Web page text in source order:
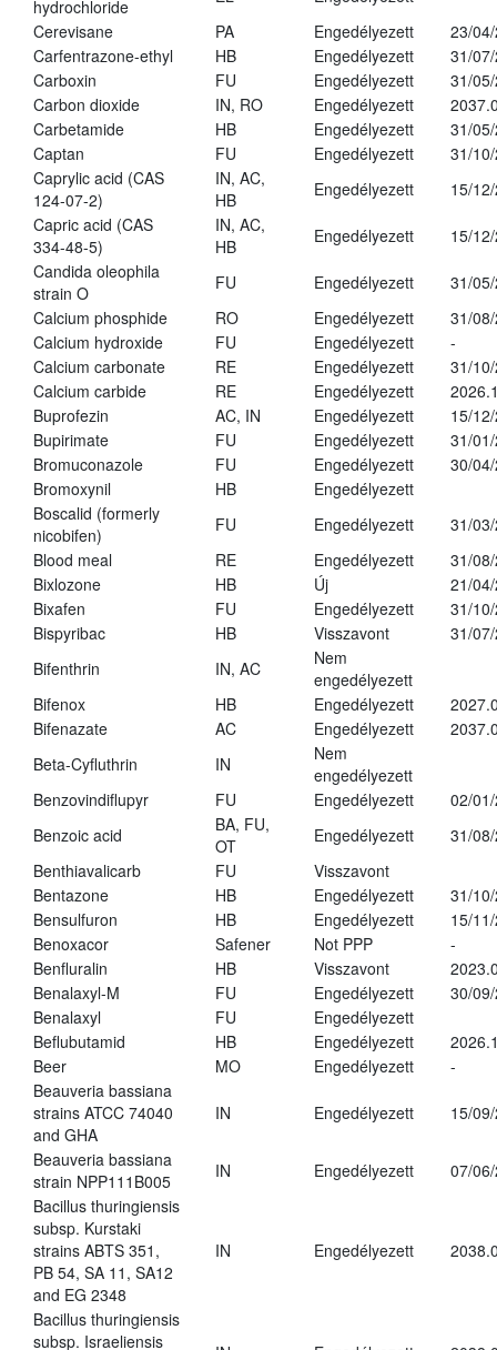
hydrochloride
Cerevisane
PA Engedélyezett
23/
Carfentrazone-ethyl
HB Engedélyezett
31/
Carboxin
FU Engedélyezett
31/
Carbon dioxide
IN, RO Engedélyezett
Carbetamide
HB Engedélyezett
31/
Captan
FU Engedélyezett
31/
Caprylic acid (CAS
124-07-2)
IN, AC,
HB
Engedélyezett
15/
Capric acid (CAS
334-48-5)
IN, AC,
HB
Engedélyezett
15/
Candida oleophila
strain O
FU Engedélyezett
31/
Calcium phosphide
RO Engedélyezett
31/
Calcium hydroxide
FU Engedélyezett
-
Calcium carbonate
RE Engedélyezett
31/
Calcium carbide
RE Engedélyezett
Buprofezin
AC, IN Engedélyezett
15/
Bupirimate
FU Engedélyezett
31/
Bromuconazole
FU Engedélyezett
30/
Bromoxynil
HB
Engedélyezett
Boscalid (formerly
nicobifen)
FU Engedélyezett
31/
Blood meal
RE Engedélyezett
31/
Bixlozone
HB Új
21/
Bixafen
FU Engedélyezett
31/
Bispyribac
HB Visszavont
31/
Bifenthrin
IN, AC
Nem
engedélyezett
Bifenox
HB Engedélyezett
Bifenazate
AC Engedélyezett
Beta-Cyfluthrin
IN
Nem
engedélyezett
Benzovindiflupyr
FU Engedélyezett
02/
Benzoic acid
BA, FU,
OT
Engedélyezett
31/
Benthiavalicarb
FU
Visszavont
Bentazone
HB Engedélyezett
31/
Bensulfuron
HB Engedélyezett
15/
Benoxacor
Safener Not PPP
-
Benfluralin
HB Visszavont
Benalaxyl-M
FU Engedélyezett
30/
Benalaxyl
FU
Engedélyezett
Beflubutamid
HB Engedélyezett
Beer
MO Engedélyezett
-
Beauveria bassiana
strains ATCC 74040
and GHA
IN Engedélyezett 15/
Beauveria bassiana
strain NPP111B005
IN Engedélyezett
07/
Bacillus thuringiensis
subsp. Kurstaki
strains ABTS 351,
PB 54, SA 11, SA12
and EG 2348
IN Engedélyezett
Bacillus thuringiensis
subsp. Israeliensis